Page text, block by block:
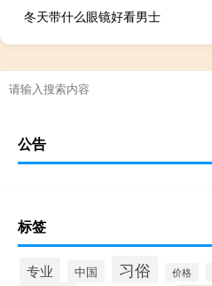
冬天带什么眼镜好看男士
公告
标签
专业 中国 习俗 价格